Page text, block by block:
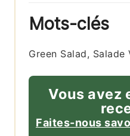
Mots-clés
Green Salad, Salade
Vous avez
Faites-nous